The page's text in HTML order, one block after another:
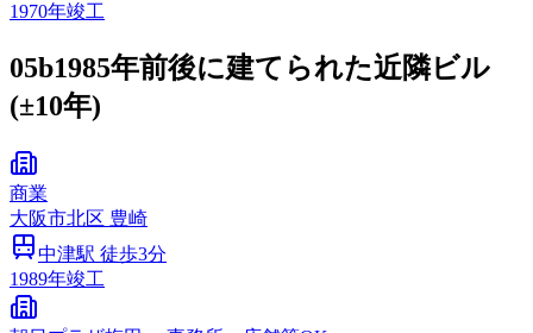
1970年竣工
05b1985年前後に建てられた近隣ビル
(±10年)
商業
大阪市北区 豊崎
中津駅 徒歩3分
1989年竣工